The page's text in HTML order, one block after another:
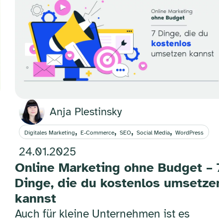
Anja Plestinsky
Digitales Marketing, E-Commerce,SEO,Social Media,WordPress
24.01.2025
Online Marketing ohne Budget –
Dinge, die du kostenlos
kannst
Auch für kleine Unternehmen ist es